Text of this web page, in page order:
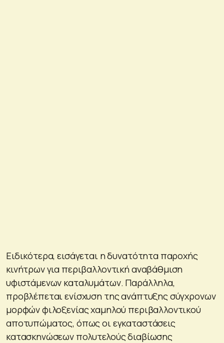
Ειδικότερα, εισάγεται η δυνατότητα παροχής
κινήτρων για περιβαλλοντική αναβάθμιση
υφιστάμενων καταλυμάτων. Παράλληλα,
προβλέπεται ενίσχυση της ανάπτυξης σύγχρονων
μορφών φιλοξενίας χαμηλού περιβαλλοντικού
αποτυπώματος, όπως οι εγκαταστάσεις
κατασκηνώσεων πολυτελούς διαβίωσης